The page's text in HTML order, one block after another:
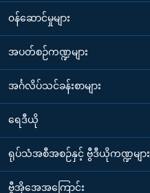
၀န်ဆောင်မှုများ
အပတ်စဉ်ကဏ္ဍများ
အင်္ဂလိပ်သင်ခန်းစာများ
ရေဒီယို
ရုပ်သံအစီအစဉ်နှင့် ဗွီဒီယိုကဏ္ဍများ
ဗွီအိုအေအကြောင်း